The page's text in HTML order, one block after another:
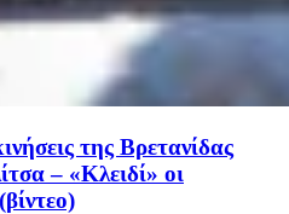
της Βρετανίδας
– «Κλειδί» οι